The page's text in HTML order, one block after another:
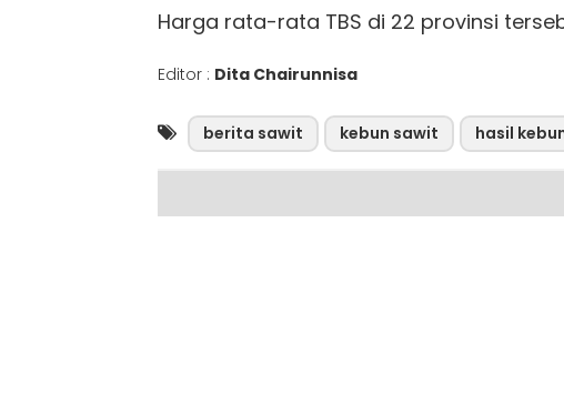
Harga rata-rata TBS di 22 provinsi
Editor : Dita Chairunnisa
berita sawit kebun sawit hasil